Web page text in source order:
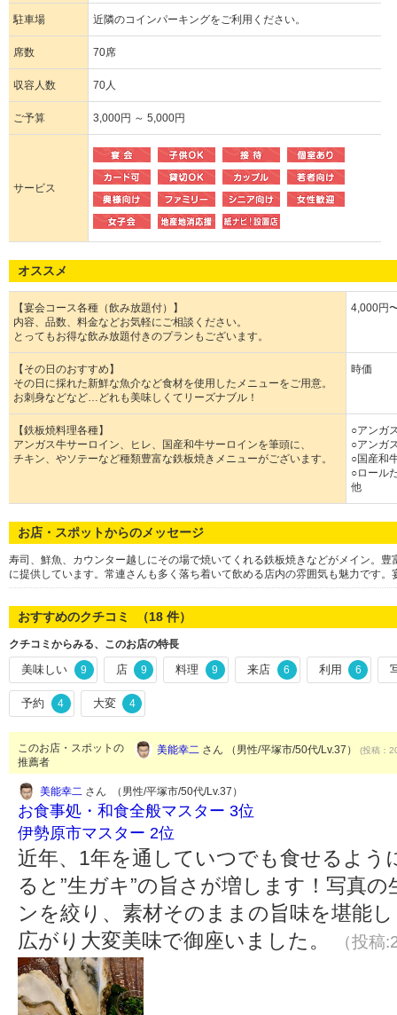
駐車場 近隣のコインパーキングをご利用ください。
席数 70席
収容人数 70人
ご予算 3,000円 ～ 5,000円
サービス
オススメ
【宴会コース各種（飲み放題付）】
内容、品数、料金などお気軽にご相談ください。
とってもお得な飲み放題付きのプランもございます。
4,000円
【その日のおすすめ】
その日に採れた新鮮な魚介など食材を使用したメニューをご用意。
お刺身などなど…どれも美味しくてリーズナブル！
時価
【鉄板焼料理各種】
アンガス牛サーロイン、ヒレ、国産和牛サーロインを筆頭に、
チキン、やソテーなど種類豊富な鉄板焼きメニューがございます。
○アンガ
○アンガ
○国産和
○ロール
他
お店・スポットからのメッセージ
寿司、鮮魚、カウンター越しにその場で焼いてくれる鉄板焼きなどがメイン。
に提供しています。常連さんも多く落ち着いて飲める店内の雰囲気も魅力です
おすすめのクチコミ （18 件）
クチコミからみる、このお店の特長
美味しい 9 店 9 料理 9 来店 6 利用 6
予約 4 大変 4
このお店・スポットの
推薦者
美能幸二 さん （男性/平塚市/50代/Lv.37） (投稿：
美能幸二 さん （男性/平塚市/50代/Lv.37）
お食事処・和食全般マスター 3位
伊勢原市マスター 2位
近年、1年を通していつでも食せるよう
ると”生ガキ”の旨さが増します！写真
ンを絞り、素材そのままの旨味を堪能
広がり大変美味で御座いました。
（投